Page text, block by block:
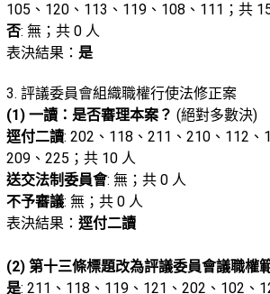
105、120、113、119、108、111；共
否: 無；共 0 人
表決結果： 是
3. 評議委員會組織職權行使法修正案
(1) 一讀：是否審理本案？ (絕對多數決)
逕付二讀: 202、118、211、210、112、
209、225；共 10 人
送交法制委員會: 無；共 0 人
不予審議: 無；共 0 人
表決結果： 逕付二讀
(2) 第十三條標題改為評議委員會議職權
是: 211、118、119、121、202、102、